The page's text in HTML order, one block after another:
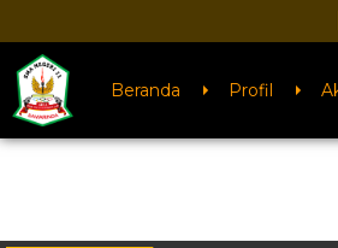
Beranda Profil